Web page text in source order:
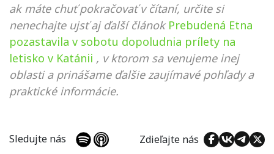
ak máte chuť pokračovať v čítaní, určite si
nenechajte ujsť aj ďalší článok Prebudená Etna
pozastavila v sobotu dopoludnia prílety na
letisko v Katánii , v ktorom sa venujeme inej
oblasti a prinášame ďalšie zaujímavé pohľady a
praktické informácie.
Sledujte nás Zdieľajte nás